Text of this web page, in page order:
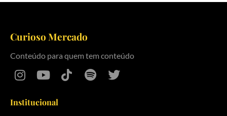
Curioso Mercado
Conteúdo para quem tem conteúdo
Institucional